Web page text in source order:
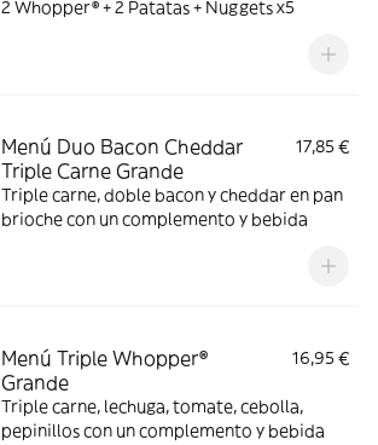
2 Whopper® + 2 Patatas + Nuggets x5
Menú Duo Bacon Cheddar
Triple Carne Grande
17,85 €
Triple carne, doble bacon y cheddar en pan
brioche con un complemento y bebida
Menú Triple Whopper®
Grande
16,95 €
Triple carne, lechuga, tomate, cebolla,
pepinillos con un complemento y bebida